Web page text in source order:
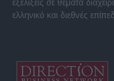
εξελίξεις σε θέματα
ελληνικό και διεθνές